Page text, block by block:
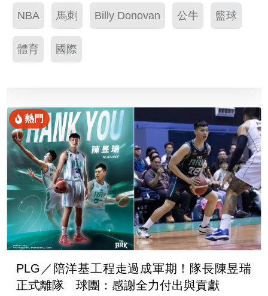
NBA 馬刺 Billy Donovan 公牛 籃球
體育 國際
熱門
PLG／陪洋基工程走過成軍期！隊長陳昱瑞
正式離隊 球團：感謝全力付出與貢獻